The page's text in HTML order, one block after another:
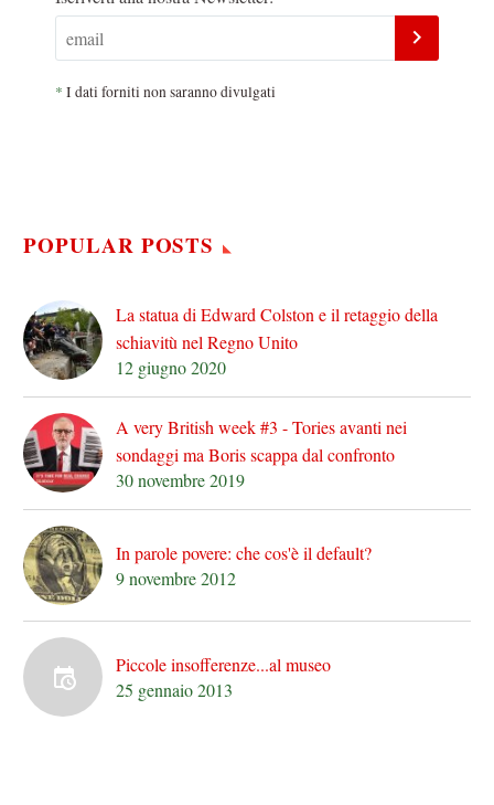
* I dati forniti non saranno divulgati
POPULAR POSTS
La statua di Edward Colston e il retaggio della
schiavitù nel Regno Unito
12 giugno 2020
A very British week #3 - Tories avanti nei
sondaggi ma Boris scappa dal confronto
30 novembre 2019
In parole povere: che cos'è il default?
9 novembre 2012
Piccole insofferenze...al museo
25 gennaio 2013